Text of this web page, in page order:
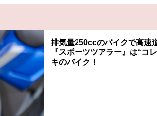
排気量250ccのバイクで高速
『スポーツツアラー』は“コ
キのバイク！